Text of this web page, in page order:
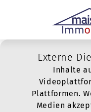
Externe
Inhalte
Plattformen.
Medien